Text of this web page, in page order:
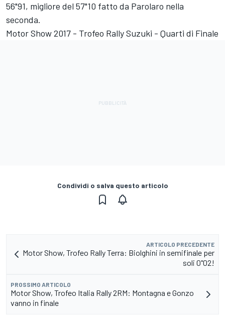
56"91, migliore del 57"10 fatto da Parolaro nella
seconda.
Motor Show 2017 - Trofeo Rally Suzuki - Quarti di Finale
Condividi o salva questo articolo
ARTICOLO PRECEDENTE
Motor Show, Trofeo Rally Terra: Biolghini in semifinale per
soli 0"02!
PROSSIMO ARTICOLO
Motor Show, Trofeo Italia Rally 2RM: Montagna e Gonzo
vanno in finale